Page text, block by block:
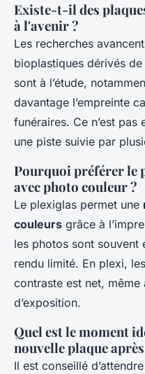
Existe-t-il des
à l'avenir ?
Les recherches
bioplastiques dérivés
sont à l’étude,
davantage l’empreinte
funéraires. Ce n’est pas
une piste suivie par
Pourquoi préférer le
avec photo couleur ?
Le plexiglas permet une
couleurs grâce à
les photos sont souvent
rendu limité. En plexi,
contraste est net, même
d’exposition.
Quel est le moment
nouvelle plaque
Il est conseillé d’attendre